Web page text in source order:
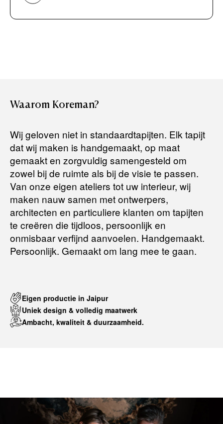
Bancontact / Mister Cash
aankoopbedrag zo snel mogelijk terug, maar uiterlijkbinnen 14
dagen na herroeping .
Voor meer informatie kunt u terecht op:
Terugbetalingsbeleid
Waarom Koreman?
Wij geloven niet in standaardtapijten. Elk tapijt
dat wij maken is handgemaakt, op maat
gemaakt en zorgvuldig samengesteld om
zowel bij de ruimte als bij de visie te passen.
Van onze eigen ateliers tot uw interieur, wij
maken nauw samen met ontwerpers,
architecten en particuliere klanten om tapijten
te creëren die tijdloos, persoonlijk en
onmisbaar verfijnd aanvoelen. Handgemaakt.
Persoonlijk. Gemaakt om lang mee te gaan.
Eigen productie in Jaipur
Uniek design & volledig maatwerk
Ambacht, kwaliteit & duurzaamheid.